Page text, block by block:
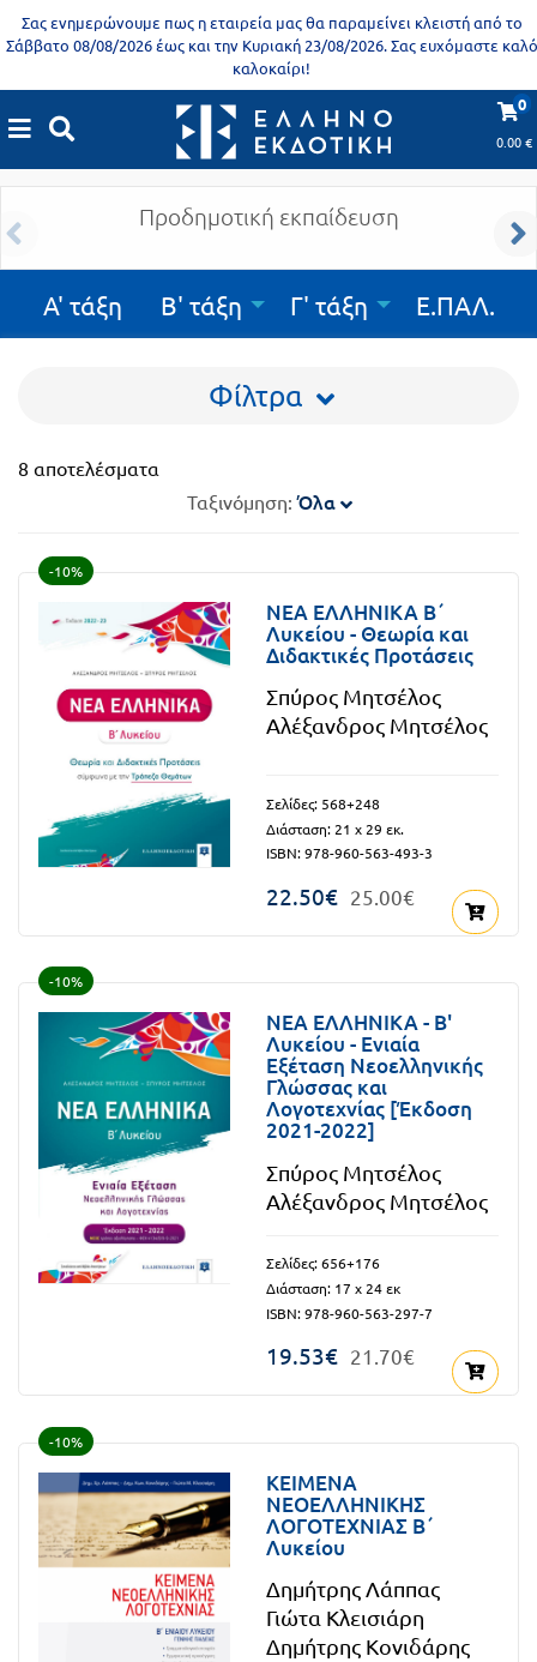
Σας ενημερώνουμε πως η εταιρεία μας θα παραμείνει κλειστή από το
Σάββατο 08/08/2026 έως και την Κυριακή 23/08/2026. Σας ευχόμαστε καλό
καλοκαίρι!
0
0.00€
X
Βιβλία
ενήλικες
βιβλία
Αποκλειστική
- Η
FUN!
βιβλίο
Χάρτες
Πανεπιστημιακά
Ορθόδοξα
χριστιανικά
Ξένες
γλώσσες
Α.Σ.Ε.Π.
Θεματικά
Ημερολόγια
Βιβλία
Εκπαιδευτικών
Δραστηριοτήτων
Εκπαίδευση
ενηλίκων –
Διά Βίου
Μάθηση
Βιβλιοθήκη
του
εκπαιδευτικού
Πανελλήνιοι
Προδημοτική
εκπαίδευση
Εκπαιδευτικές
αφίσες
Βιβλία
νηπιαγωγείου
Ελληνίζειν
Τάξη
Γ΄
Τάξη
Δ΄
Τάξη
Ε΄
Τάξη
Γυμνάσιο
Α΄
Τάξη
Τάξη
Γ΄
Τάξη
Β΄
Τάξη
Γ΄
Τάξη
Εκπαιδευτικά βιβλία
Λύκειο| Β' τάξη| Γενικής Παιδείας
Προδημοτική εκπαίδευση
Α' τάξη Β' τάξη Γ' τάξη
Ε.ΠΑΛ.
Φίλτρα
8 αποτελέσματα
Ταξινόμηση:Όλα
-10%
ΝΕΑ ΕΛΛΗΝΙΚΑ Β΄
Λυκείου - Θεωρία και
Διδακτικές Προτάσεις
Σπύρος Μητσέλος
Αλέξανδρος Μητσέλος
Σελίδες: 568+248
Διάσταση: 21 x 29 εκ.
ISBN: 978-960-563-493-3
22.50€ 25.00€
-10%
ΝΕΑ ΕΛΛΗΝΙΚΑ - Β'
Λυκείου - Ενιαία
Εξέταση Νεοελληνικής
Γλώσσας και
Λογοτεχνίας [Έκδοση
2021-2022]
Σπύρος Μητσέλος
Αλέξανδρος Μητσέλος
Σελίδες: 656+176
Διάσταση: 17 x 24 εκ
ISBN: 978-960-563-297-7
19.53€ 21.70€
-10%
ΚΕΙΜΕΝΑ
ΝΕΟΕΛΛΗΝΙΚΗΣ
ΛΟΓΟΤΕΧΝΙΑΣ Β΄
Λυκείου
Δημήτρης Λάππας
Γιώτα Κλεισιάρη
Δημήτρης Κονιδάρης